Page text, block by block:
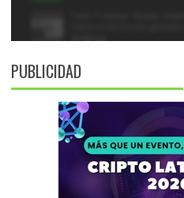
PUBLICIDAD